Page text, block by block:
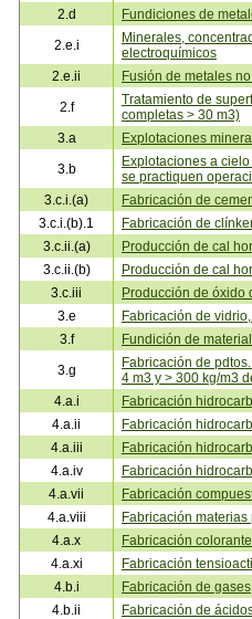
2.d
Fundiciones de
2.e.i
Minerales,
electroquímicos
2.e.ii
Fusión de metales
2.f
Tratamiento de
completas > 30 m3)
3.a
Explotaciones
3.b
Explotaciones a
se practiquen
3.c.i.(a)
Fabricación de
3.c.i.(b).1
Fabricación de
3.c.ii.(a)
Producción de cal
3.c.ii.(b)
Producción de cal
3.c.iii
Producción de óxido
3.e
Fabricación de
3.f
Fundición de
3.g
Fabricación de
4 m3 y > 300 kg/m3
4.a.i
Fabricación
4.a.ii
Fabricación
4.a.iii
Fabricación
4.a.iv
Fabricación
4.a.vii
Fabricación
4.a.viii
Fabricación materias
4.a.x
Fabricación
4.a.xi
Fabricación
4.b.i
Fabricación de gases
4.b.ii
Fabricación de